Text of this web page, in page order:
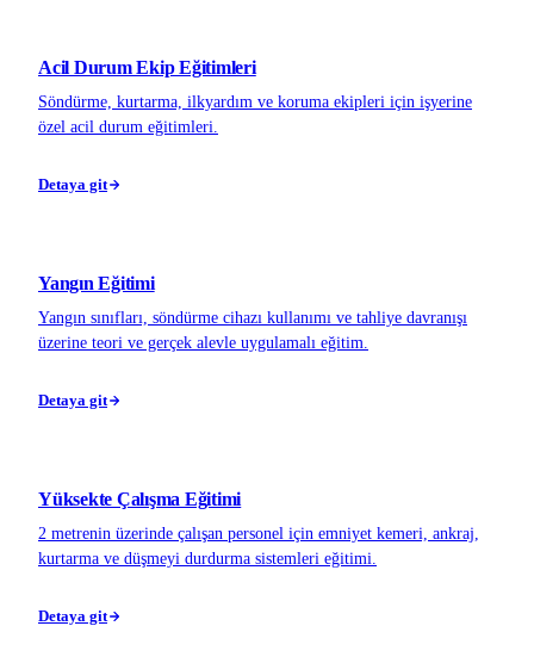
Acil Durum Ekip Eğitimleri
Söndürme, kurtarma, ilkyardım ve koruma ekipleri için işyerine
özel acil durum eğitimleri.
Detaya git
Yangın Eğitimi
Yangın sınıfları, söndürme cihazı kullanımı ve tahliye davranışı
üzerine teori ve gerçek alevle uygulamalı eğitim.
Detaya git
Yüksekte Çalışma Eğitimi
2 metrenin üzerinde çalışan personel için emniyet kemeri, ankraj,
kurtarma ve düşmeyi durdurma sistemleri eğitimi.
Detaya git